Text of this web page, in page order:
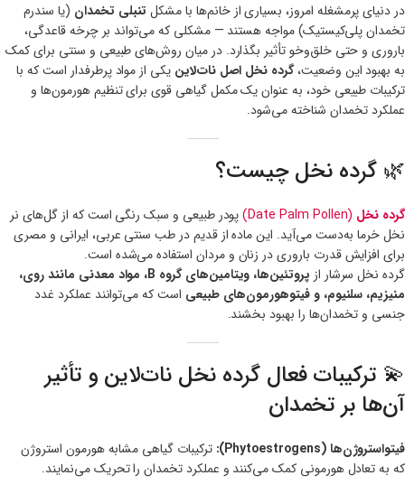
در دنیای پرمشغله امروز، بسیاری از خانم‌ها با مشکل تنبلی تخمدان (یا سندرم
تخمدان پلی‌کیستیک) مواجه هستند — مشکلی که می‌تواند بر چرخه قاعدگی،
باروری و حتی خلق‌و‌خو تأثیر بگذارد. در میان روش‌های طبیعی و سنتی برای کمک
به بهبود این وضعیت،گرده نخل اصل نات‌لاین یکی از مواد پرطرفدار است که با
ترکیبات طبیعی خود، به عنوان یک مکمل گیاهی قوی برای تنظیم هورمون‌ها و
عملکرد تخمدان شناخته می‌شود.
🌿 گرده نخل چیست؟
گرده نخل (Date Palm Pollen)
پودر طبیعی و سبک رنگی است که از گل‌های نر
نخل خرما به‌دست می‌آید. این ماده از قدیم در طب سنتی عربی، ایرانی و مصری
برای افزایش قدرت باروری در زنان و مردان استفاده می‌شده است.
گرده نخل سرشار از
پروتئین‌ها، ویتامین‌های گروه B، مواد معدنی مانند روی،
منیزیم، سلنیوم، و فیتوهورمون‌های طبیعی است که می‌توانند عملکرد غدد
جنسی و تخمدان‌ها را بهبود بخشند.
💫 ترکیبات فعال گرده نخل نات‌لاین و تأثیر
آن‌ها بر تخمدان
فیتواستروژن‌ها (Phytoestrogens):
ترکیبات گیاهی مشابه هورمون استروژن
که به تعادل هورمونی کمک می‌کنند و عملکرد تخمدان را تحریک می‌نمایند.